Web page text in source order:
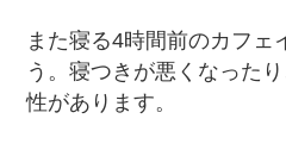
また寝る4時間前のカフェ
う。寝つきが悪くなった
性があります。